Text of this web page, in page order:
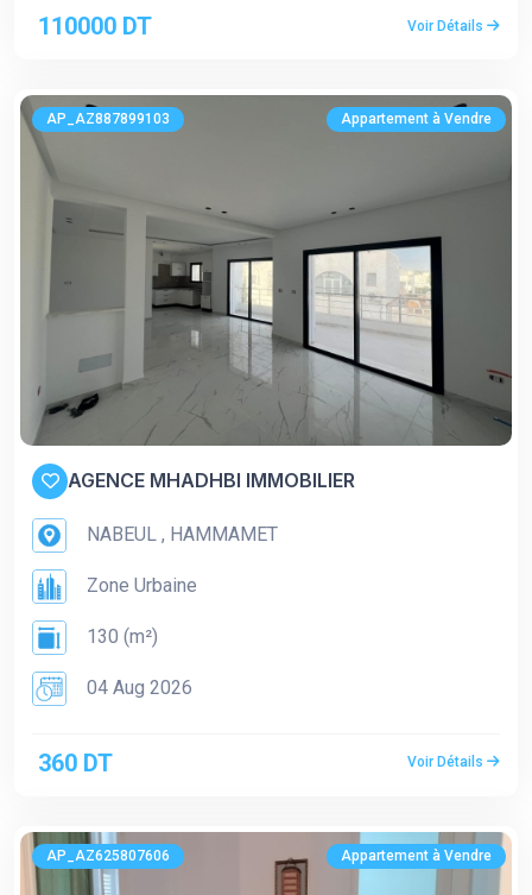
110000 DT Voir Détails
AP_AZ887899103 Appartement à Vendre
AGENCE MHADHBI IMMOBILIER
NABEUL , HAMMAMET
Zone Urbaine
130 (m²)
04 Aug 2026
360 DT Voir Détails
AP_AZ625807606 Appartement à Vendre